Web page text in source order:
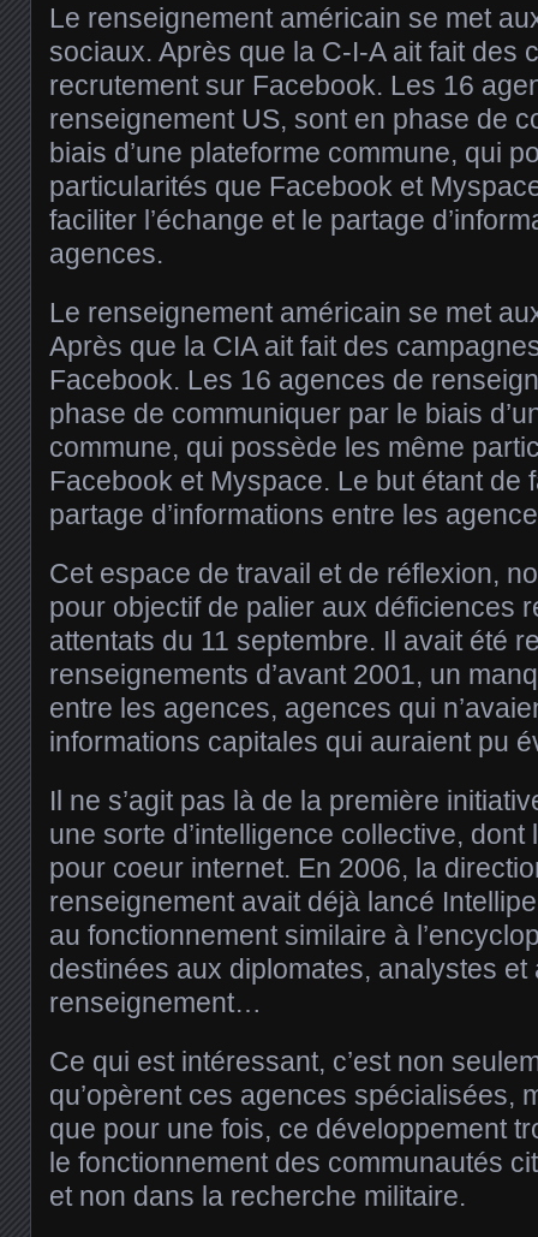
Le renseignement américain se met
sociaux. Après que la C-I-A ait fait des
recrutement sur Facebook. Les 16
renseignement US, sont en phase de
biais d’une plateforme commune, qui
particularités que Facebook et
faciliter l’échange et le partage
agences.
Le renseignement américain se met
Après que la CIA ait fait des
Facebook. Les 16 agences de
phase de communiquer par le biais
commune, qui possède les même
Facebook et Myspace. Le but étant de
partage d’informations entre les
Cet espace de travail et de réflexion,
pour objectif de palier aux déficiences
attentats du 11 septembre. Il avait été
renseignements d’avant 2001, un
entre les agences, agences qui
informations capitales qui auraient pu
Il ne s’agit pas là de la première
une sorte d’intelligence collective,
pour coeur internet. En 2006, la
renseignement avait déjà lancé
au fonctionnement similaire à
destinées aux diplomates, analystes
renseignement…
Ce qui est intéressant, c’est non
qu’opèrent ces agences spécialisées,
que pour une fois, ce développement
le fonctionnement des communautés
et non dans la recherche militaire.